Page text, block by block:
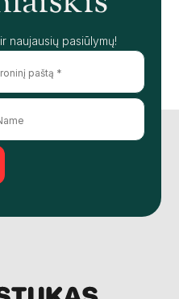
naujausių pasiūlymų!